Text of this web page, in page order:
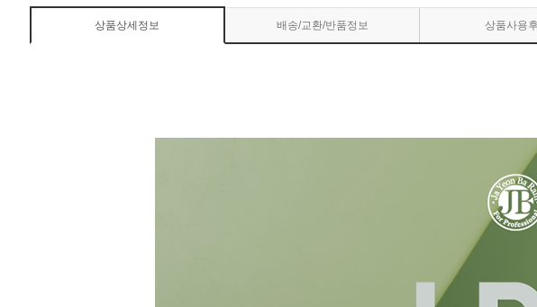
상품상세정보 배송/교환/반품정보 상품사용후